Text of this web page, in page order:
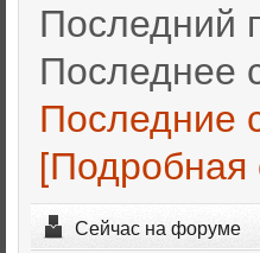
Последний
Последнее
Последние
[Подробная
Сейчас на форуме